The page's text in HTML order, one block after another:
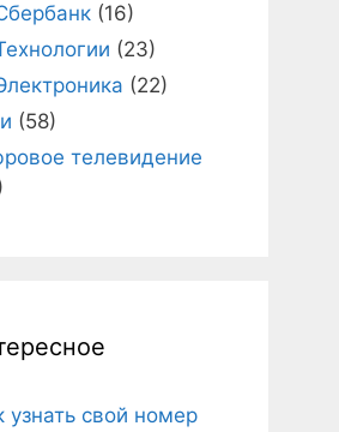
(16)
(23)
(22)
(58)
телевидение
узнать свой номер